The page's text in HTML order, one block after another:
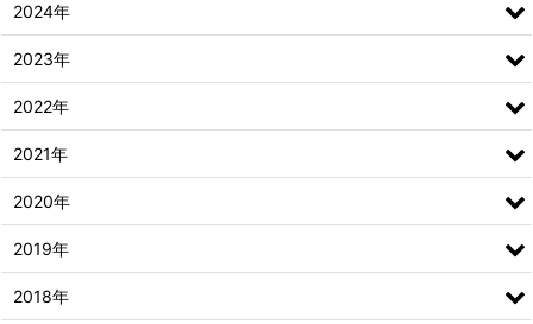
2024年
2023年
2022年
2021年
2020年
2019年
2018年